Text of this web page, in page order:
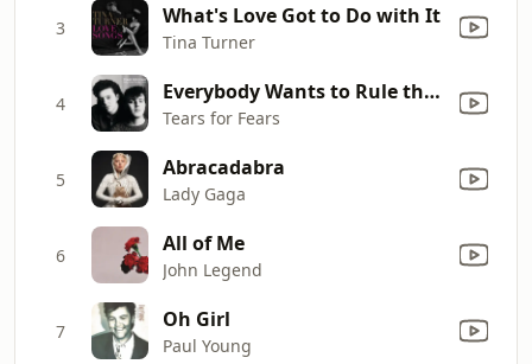
3 What's Love Got to Do with It
Tina Turner
4 Everybody Wants to Rule the World
Tears for Fears
5 Abracadabra
Lady Gaga
6 All of Me
John Legend
7 Oh Girl
Paul Young